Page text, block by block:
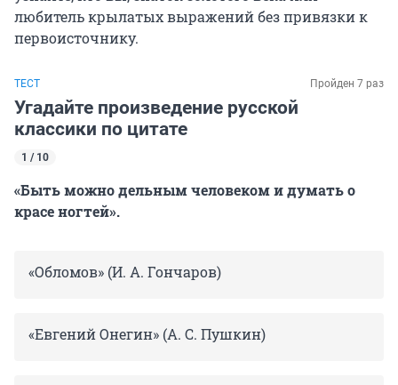
любитель крылатых выражений без привязки к
первоисточнику.
ТЕСТ Пройден 7 раз
Угадайте произведение русской
классики по цитате
1 / 10
«Быть можно дельным человеком и думать о
красе ногтей».
«Обломов» (И. А. Гончаров)
«Евгений Онегин» (А. С. Пушкин)